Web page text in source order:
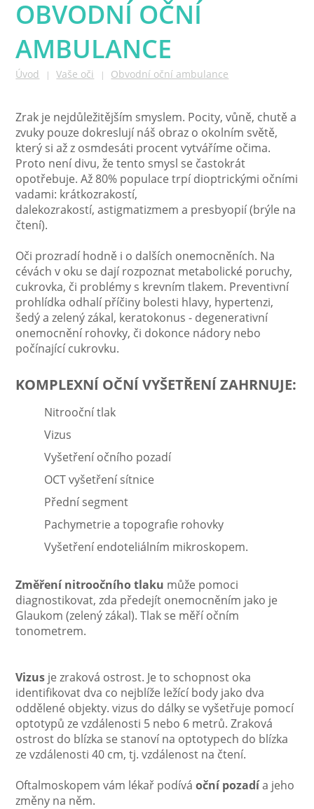
OBVODNÍ OČNÍ
AMBULANCE
Úvod | Vaše oči | Obvodní oční ambulance
Zrak je nejdůležitějším smyslem. Pocity, vůně, chutě a
zvuky pouze dokreslují náš obraz o okolním světě,
který si až z osmdesáti procent vytváříme očima.
Proto není divu, že tento smysl se častokrát
opotřebuje. Až 80% populace trpí dioptrickými očními
vadami: krátkozrakostí,
dalekozrakostí, astigmatizmem a presbyopií (brýle na
čtení).
Oči prozradí hodně i o dalších onemocněních. Na
cévách v oku se dají rozpoznat metabolické poruchy,
cukrovka, či problémy s krevním tlakem. Preventivní
prohlídka odhalí příčiny bolesti hlavy, hypertenzi,
šedý a zelený zákal, keratokonus - degenerativní
onemocnění rohovky, či dokonce nádory nebo
počínající cukrovku.
KOMPLEXNÍ OČNÍ VYŠETŘENÍ ZAHRNUJE:
Nitrooční tlak
Vizus
Vyšetření očního pozadí
OCT vyšetření sítnice
Přední segment
Pachymetrie a topografie rohovky
Vyšetření endoteliálním mikroskopem.
Změření nitroočního tlaku může pomoci
diagnostikovat, zda předejít onemocněním jako je
Glaukom (zelený zákal). Tlak se měří očním
tonometrem.
Vizus je zraková ostrost. Je to schopnost oka
identifikovat dva co nejblíže ležící body jako dva
oddělené objekty. vizus do dálky se vyšetřuje pomocí
optotypů ze vzdálenosti 5 nebo 6 metrů. Zraková
ostrost do blízka se stanoví na optotypech do blízka
ze vzdálenosti 40 cm, tj. vzdálenost na čtení.
Oftalmoskopem vám lékař podíváoční pozadía jeho
změny na něm.